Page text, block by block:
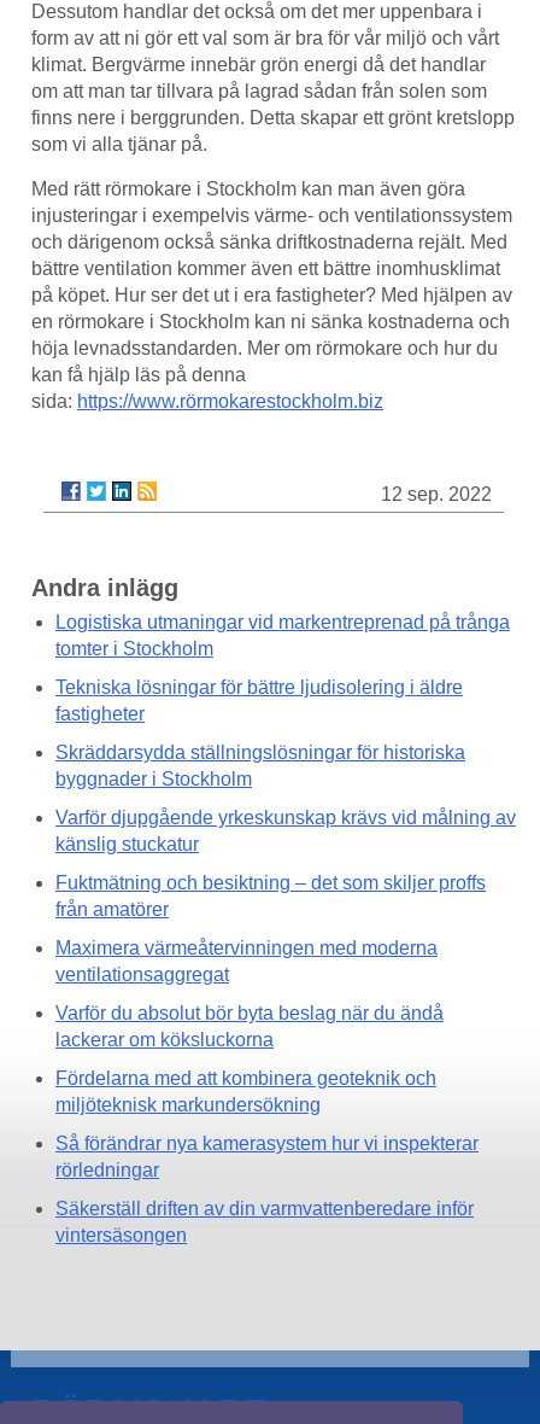
Dessutom handlar det också om det mer uppenbara i
form av att ni gör ett val som är bra för vår miljö och vårt
klimat. Bergvärme innebär grön energi då det handlar
om att man tar tillvara på lagrad sådan från solen som
finns nere i berggrunden. Detta skapar ett grönt kretslopp
som vi alla tjänar på.
Med rätt rörmokare i Stockholm kan man även göra
injusteringar i exempelvis värme- och ventilationssystem
och därigenom också sänka driftkostnaderna rejält. Med
bättre ventilation kommer även ett bättre inomhusklimat
på köpet. Hur ser det ut i era fastigheter? Med hjälpen av
en rörmokare i Stockholm kan ni sänka kostnaderna och
höja levnadsstandarden. Mer om rörmokare och hur du
kan få hjälp läs på denna
sida: https://www.rörmokarestockholm.biz
12 sep. 2022
Andra inlägg
Logistiska utmaningar vid markentreprenad på trånga
tomter i Stockholm
Tekniska lösningar för bättre ljudisolering i äldre
fastigheter
Skräddarsydda ställningslösningar för historiska
byggnader i Stockholm
Varför djupgående yrkeskunskap krävs vid målning av
känslig stuckatur
Fuktmätning och besiktning – det som skiljer proffs
från amatörer
Maximera värmeåtervinningen med moderna
ventilationsaggregat
Varför du absolut bör byta beslag när du ändå
lackerar om köksluckorna
Fördelarna med att kombinera geoteknik och
miljöteknisk markundersökning
Så förändrar nya kamerasystem hur vi inspekterar
rörledningar
Säkerställ driften av din varmvattenberedare inför
vintersäsongen
RÖRMOKARE